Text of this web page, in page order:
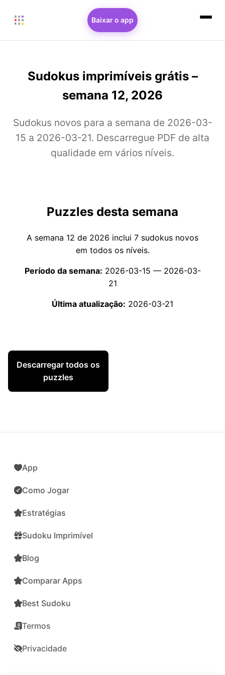
Baixar o app
Sudokus imprimíveis grátis –
semana 12, 2026
Sudokus novos para a semana de 2026-03-
15 a 2026-03-21. Descarregue PDF de alta
qualidade em vários níveis.
Puzzles desta semana
A semana 12 de 2026 inclui 7 sudokus novos
em todos os níveis.
Período da semana: 2026-03-15 — 2026-03-
21
Última atualização: 2026-03-21
Descarregar todos os
puzzles
App
Como Jogar
Estratégias
Sudoku Imprimível
Blog
Comparar Apps
Best Sudoku
Termos
Privacidade